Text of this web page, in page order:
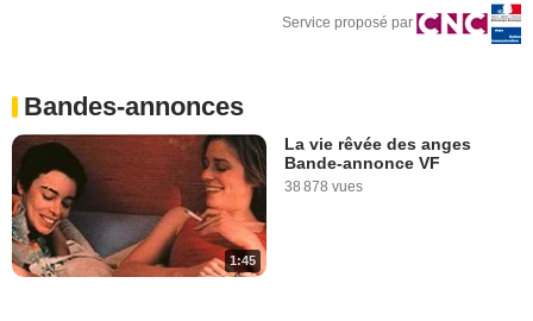
Service proposé par
Bandes-annonces
1:45
La vie rêvée des anges
Bande-annonce VF
38 878 vues